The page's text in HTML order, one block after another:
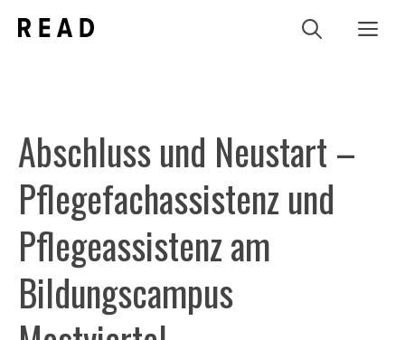
Inhalt
Abschluss und Neustart –
Pflegefachassistenz und
Pflegeassistenz am
Bildungscampus